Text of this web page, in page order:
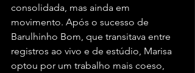
consolidada, mas ainda em
movimento. Após o sucesso de
Barulhinho Bom, que transitava entre
registros ao vivo e de estúdio, Marisa
optou por um trabalho mais coeso,